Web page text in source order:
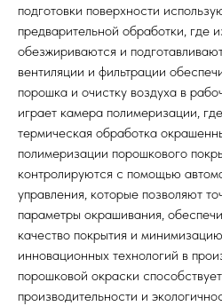
подготовки поверхности
предварительной обработки, где
обезжириваются и
вентиляции и фильтрации
порошка и очистку воздуха в
играет камера полимеризации,
термическая обработка
полимеризации порошкового
контролируются с помощью
управления, которые позволяют
параметры окрашивания,
качество покрытия и
инновационных технологий в
порошковой окраски
производительности и